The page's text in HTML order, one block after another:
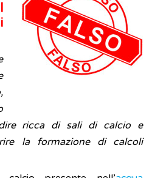
ricca di sali di calcio e
la formazione di calcoli